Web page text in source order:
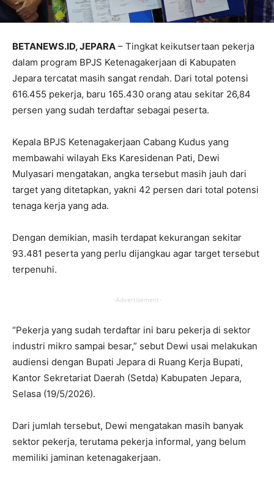
BETANEWS.ID, JEPARA – Tingkat keikutsertaan pekerja
dalam program BPJS Ketenagakerjaan di Kabupaten
Jepara tercatat masih sangat rendah. Dari total potensi
616.455 pekerja, baru 165.430 orang atau sekitar 26,84
persen yang sudah terdaftar sebagai peserta.
Kepala BPJS Ketenagakerjaan Cabang Kudus yang
membawahi wilayah Eks Karesidenan Pati, Dewi
Mulyasari mengatakan, angka tersebut masih jauh dari
target yang ditetapkan, yakni 42 persen dari total potensi
tenaga kerja yang ada.
Dengan demikian, masih terdapat kekurangan sekitar
93.481 peserta yang perlu dijangkau agar target tersebut
terpenuhi.
-Advertisement-
“Pekerja yang sudah terdaftar ini baru pekerja di sektor
industri mikro sampai besar,” sebut Dewi usai melakukan
audiensi dengan Bupati Jepara di Ruang Kerja Bupati,
Kantor Sekretariat Daerah (Setda) Kabupaten Jepara,
Selasa (19/5/2026).
Dari jumlah tersebut, Dewi mengatakan masih banyak
sektor pekerja, terutama pekerja informal, yang belum
memiliki jaminan ketenagakerjaan.